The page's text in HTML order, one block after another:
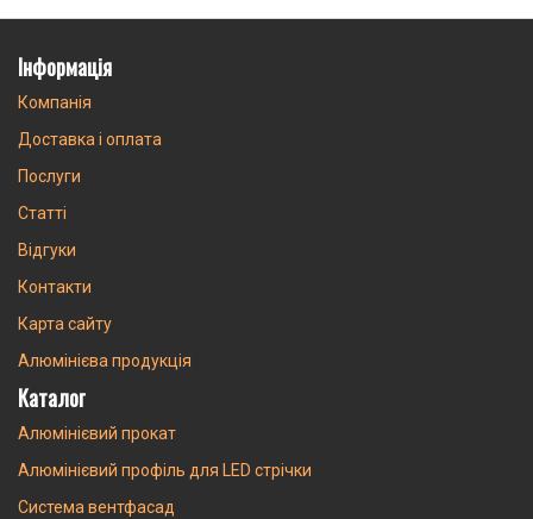
Інформація
Компанія
Доставка і оплата
Послуги
Статті
Відгуки
Контакти
Карта сайту
Алюмінієва продукція
Каталог
Алюмінієвий прокат
Алюмінієвий профіль для LED стрічки
Система вентфасад